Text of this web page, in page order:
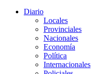
Diario
Locales
Provinciales
Nacionales
Economía
Política
Internacionales